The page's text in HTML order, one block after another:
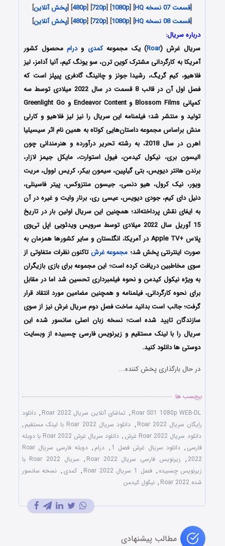
[قسمت 07 نسخه HQ ] [
1080p
] [
720p
] [
480p
] [پخش آنلاین]
[قسمت 08 نسخه HQ ] [
1080p
] [
720p
] [
480p
] [پخش آنلاین]
درباره سریال:
سریال غرش (Roar) یک مجموعهکمدی ودراممحصول کشور
آمریکا به کارگردانی مشترک کوین ترن، سو یونگ کیم، آنیا آدامز، لیز
فلاهیو، کیم گریگ، رشیدا جونز و چانینگ گادفری پیپلز است که
فصل اول آن در قالب 8 قسمت در سال 2022 میلادی توسط سه
کمپانی Blossom Films و Endeavor Content و Greenlight Go
تولید و منتشر شد؛ فیلمنامه این سریال را نیز لیز فلاهیو و کارلی
منش براساس مجموعه داستان‌هایی کوتاه به همین نام اثر سیسیلیا
اهرن در سال 2018، به رشته تحریر درآورده و هنرمندانی چون
الیسون بری، نیکول کیدمن، فیول استوارت، مایکل جیمز لازار،
برندن هانتر دیویس، بتی گیلپین، سیمون بیکر، کریس لوول، مریت
ویور، نیک کرول، هیو دنسی، جیسون منتزوکس، پیتر فاسینلی،
دنیل دای کیم، جودی دیویس، عیسی ری، برنار وایت و غیره در آن
به ایفای نقش پرداخته‌اند؛ همچنین این سریال اولین بار در تاریخ
15 آوریل سال 2022 میلادی توسط سرویس ویدئویی اپل تی‌وی
پلاس +Apple TV در آمریکا، انگلستان و سایر کشورها همزمان به
صورت اینترنتی پخش شد؛ مجموعه غرشتاکنون نظرات متفاوتی از
سوی مخاطبین دریافت کرده است؛ این مجموعه برای بازی بازیگران
به ویژه نیکول کیدمن و نحوه فیلمبرداری تحسین شد اما در مقابل
برای نحوه کارگردانی، فیلمنامه و همچنین مضامین مورد انتقاد قرار
گرفت؛ جالب است بدانید ساخت فصل دوم سریال غرش نیز از سوی
سازندگان تایید شده است؛ نسخه زبان اصلی سانسور شده این
سریال را با لینک مستقیم و زیرنویس فارسی چسبیده از وبسایت
دوستی ها دانلود کنید.
در حال بارگذاری پخش کننده...
برچسب ها
Roar S01 1080p WEB-DL
, تماشای آنلاین سریال Roar 2022 , دانلود
رایگان سریال Roar 2022
, دانلود سریال Roar 2022 با لینک مستقیم
,
دانلود سریال Roar 2022 غرش
,
دانلود سریال غرش Roar 2022 با دوبله
فارسی , دانلود سریال غرش فصل 1 , درام ,
دوبله فارسی سریال Roar
2022
, زیرنویس فارسی سریال Roar 2022 ,
سریال Roar 2022 با
زیرنویس چسبیده , فصل 1 سریال Roar 2022 , کمدی , نسخه سانسور
شده Roar 2022
, نیکول کیدمن
مطالب پیشنهادی